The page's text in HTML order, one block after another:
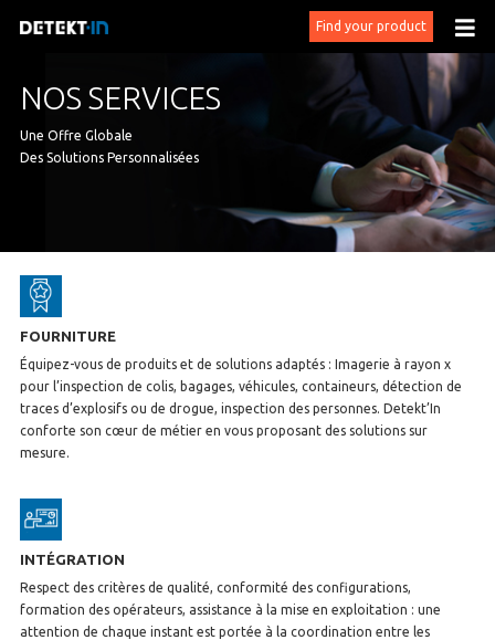
Find your product
NOS SERVICES
Une Offre Globale
Des Solutions Personnalisées
FOURNITURE
Équipez-vous de produits et de solutions adaptés : Imagerie à rayon x
pour l’inspection de colis, bagages, véhicules, containeurs, détection de
traces d’explosifs ou de drogue, inspection des personnes. Detekt’In
conforte son cœur de métier en vous proposant des solutions sur
mesure.
INTÉGRATION
Respect des critères de qualité, conformité des configurations,
formation des opérateurs, assistance à la mise en exploitation : une
attention de chaque instant est portée à la coordination entre les